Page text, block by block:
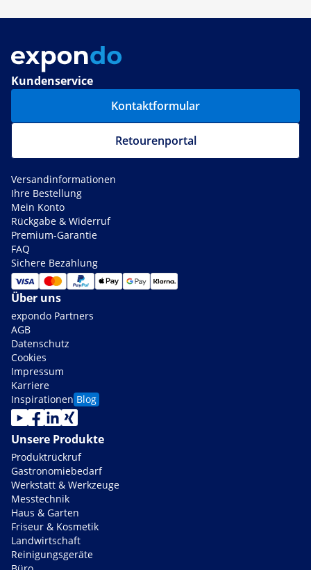
Kundenservice
Kontaktformular
Retourenportal
Versandinformationen
Ihre Bestellung
Mein Konto
Rückgabe & Widerruf
Premium-Garantie
FAQ
Sichere Bezahlung
Über uns
expondo Partners
AGB
Datenschutz
Cookies
Impressum
Karriere
Inspirationen Blog
Unsere Produkte
Produktrückruf
Gastronomiebedarf
Werkstatt & Werkzeuge
Messtechnik
Haus & Garten
Friseur & Kosmetik
Landwirtschaft
Reinigungsgeräte